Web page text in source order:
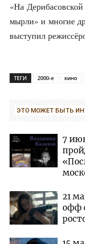
«На
мыр­ли» и мно­гие
высту­пил
ТЕГИ 2000-е кино
ЭТО МОЖЕТ БЫТЬ
7
21
офф